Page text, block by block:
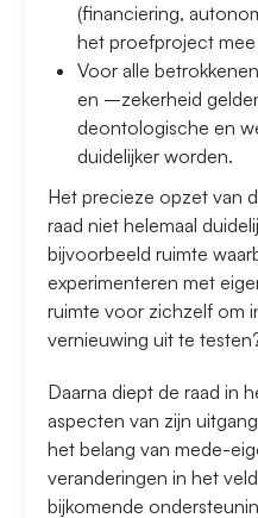
(financiering,
het proefproject
Voor alle
en –zekerheid
deontologische en
duidelijker worden.
Het precieze opzet van
raad niet helemaal
bijvoorbeeld ruimte
experimenteren met
ruimte voor zichzelf om
vernieuwing uit te
Daarna diept de raad in
aspecten van zijn
het belang van mede-
veranderingen in het
bijkomende